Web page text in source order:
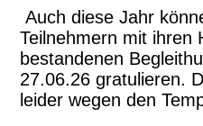
Auch diese Jahr
Teilnehmern mit ihren
bestandenen
27.06.26 gratulieren.
leider wegen den